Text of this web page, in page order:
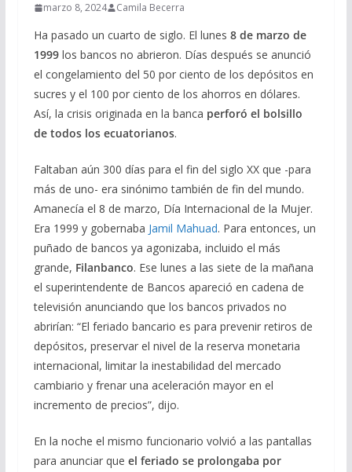
marzo 8, 2024 Camila Becerra
Ha pasado un cuarto de siglo. El lunes 8 de marzo de
1999los bancos no abrieron. Días después se anunció
el congelamiento del 50 por ciento de los depósitos en
sucres y el 100 por ciento de los ahorros en dólares.
Así, la crisis originada en la banca perforó el bolsillo
de todos los ecuatorianos.
Faltaban aún 300 días para el fin del siglo XX que -para
más de uno- era sinónimo también de fin del mundo.
Amanecía el 8 de marzo, Día Internacional de la Mujer.
Era 1999 y gobernaba Jamil Mahuad. Para entonces, un
puñado de bancos ya agonizaba, incluido el más
grande, Filanbanco. Ese lunes a las siete de la mañana
el superintendente de Bancos apareció en cadena de
televisión anunciando que los bancos privados no
abrirían: “El feriado bancario es para prevenir retiros de
depósitos, preservar el nivel de la reserva monetaria
internacional, limitar la inestabilidad del mercado
cambiario y frenar una aceleración mayor en el
incremento de precios”, dijo.
En la noche el mismo funcionario volvió a las pantallas
para anunciar que el feriado se prolongaba por